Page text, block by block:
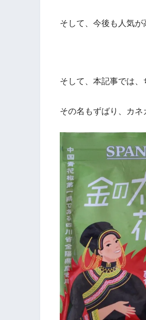
そして、今後も人気
そして、本記事では
その名もずばり、カ